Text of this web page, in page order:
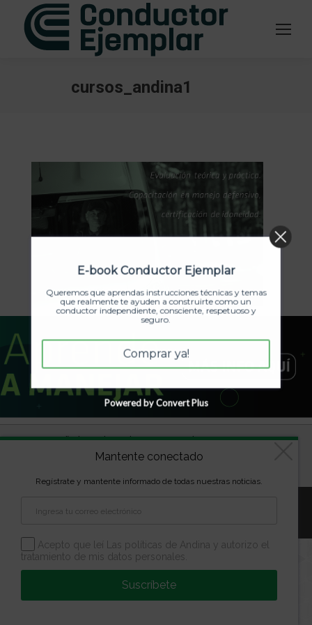
cursos_andina1
Diseñado porkVmarketing| Copyright Las marcas son
propiedad de la Escuela Andina | Todos los derechos
Mantente conectado
Regístrate y mantente informado de todas nuestras noticias.
Acepto que leí Las políticas de Andina y autorizo el
tratamiento de mis datos personales.
Suscríbete
E-book Conductor Ejemplar
Queremos que aprendas instrucciones técnicas y temas
que realmente te ayuden a construirte como un
conductor independiente, consciente, respetuoso y
seguro.
Comprar ya!
Powered by Convert Plus